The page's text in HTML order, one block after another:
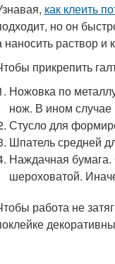
как клеить
но он
наносить раствор и
прикрепить
Ножовка по
нож. В ином случае
Стусло для
Шпатель средней
Наждачная бумага.
шероховатой.
работа не